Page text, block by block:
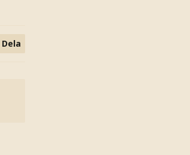
Dela